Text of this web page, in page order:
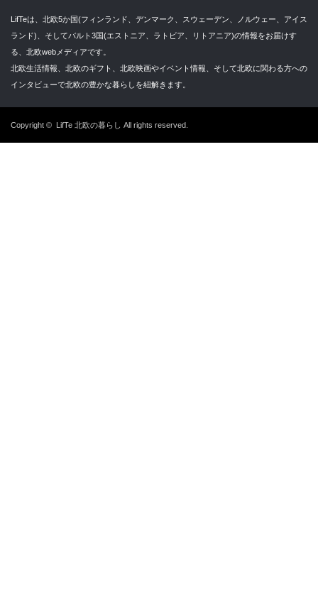
LifTeは、北欧5か国(フィンランド、デンマーク、スウェーデン、ノルウェー、アイス
ランド)、そしてバルト3国(エストニア、ラトビア、リトアニア)の情報をお届けす
る、北欧webメディアです。
北欧生活情報、北欧のギフト、北欧映画やイベント情報、そして北欧に関わる方への
インタビューで北欧の豊かな暮らしを紐解きます。
Copyright © LifTe 北欧の暮らし All rights reserved.